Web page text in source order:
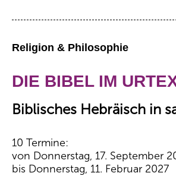
Religion & Philosophie
DIE BIBEL IM
Biblisches Hebräisch in
10 Termine:
von Donnerstag, 17. September
bis Donnerstag, 11. Februar 2027